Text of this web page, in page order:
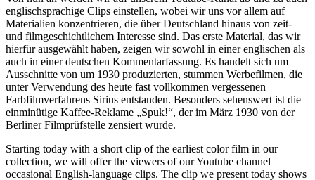
englischsprachige Clips einstellen, wobei wir uns vor allem auf
Materialien konzentrieren, die über Deutschland hinaus von zeit-
und filmgeschichtlichem Interesse sind. Das erste Material, das wir
hierfür ausgewählt haben, zeigen wir sowohl in einer englischen als
auch in einer deutschen Kommentarfassung. Es handelt sich um
Ausschnitte von um 1930 produzierten, stummen Werbefilmen, die
unter Verwendung des heute fast vollkommen vergessenen
Farbfilmverfahrens Sirius entstanden. Besonders sehenswert ist die
einminütige Kaffee-Reklame „Spuk!“, der im März 1930 von der
Berliner Filmprüfstelle zensiert wurde.
Starting today with a short clip of the earliest color film in our
collection, we will offer the viewers of our Youtube channel
occasional English-language clips. The clip we present today shows